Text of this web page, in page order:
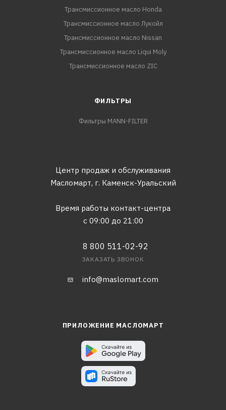
Трансмиссионное масло Honda
Трансмиссионное масло Лукойл
Трансмиссионное масло Nissan
Трансмиссионное масло Liqui Moly
Трансмиссионное масло ZIC
ФИЛЬТРЫ
Фильтры MANN-FILTER
Центр продаж и обслуживания
Масломарт, г. Каменск-Уральский
Время работы контакт-центра
с 09:00 до 21:00
8 800 511-02-92
ЗАКАЗАТЬ ЗВОНОК
info@maslomart.com
ПРИЛОЖЕНИЕ МАСЛОМАРТ